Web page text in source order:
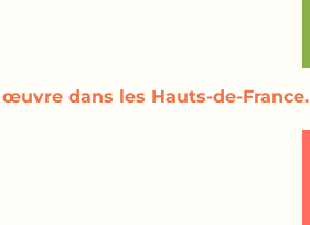
dans les Hauts-de-France.